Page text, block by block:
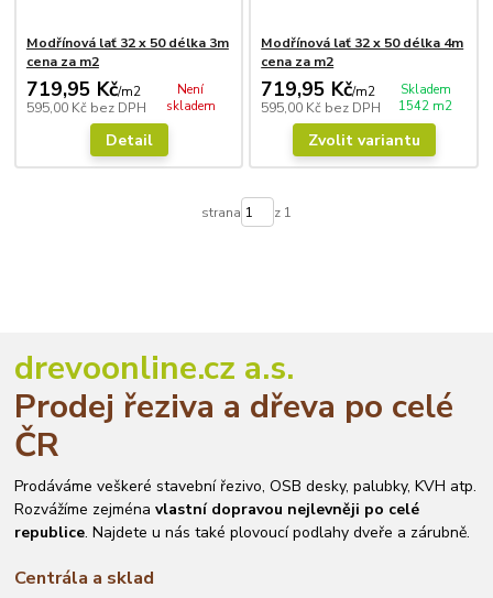
Modřínová lať 32 x 50 délka 3m
cena za m2
719,95 Kč/m2
595,00 Kč bez DPH
Není
skladem
Detail
Modřínová lať 32 x 50 délka 4m
cena za m2
719,95 Kč/m2
595,00 Kč bez DPH
Skladem
1542 m2
Zvolit variantu
strana z 1
drevoonline.cz a.s.
Prodej řeziva a dřeva po celé
ČR
Prodáváme veškeré stavební řezivo, OSB desky, palubky, KVH atp.
Rozvážíme zejménavlastní dopravou nejlevněji po celé
republice. Najdete u nás také plovoucí podlahy dveře a zárubně.
Centrála a sklad